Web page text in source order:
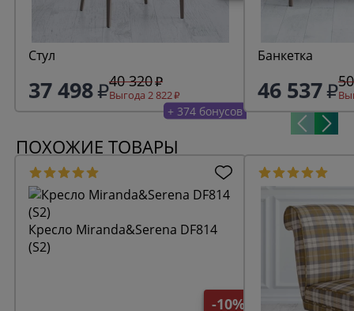
Стул
37 498 40 320
Выгода 2 822
+ 374 бонусов
Банкетка
46 537
ПОХОЖИЕ ТОВАРЫ
-10%
Кресло Miranda&Serena DF814
(S2)